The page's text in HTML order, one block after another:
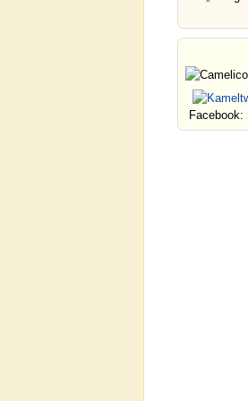
Facebook: